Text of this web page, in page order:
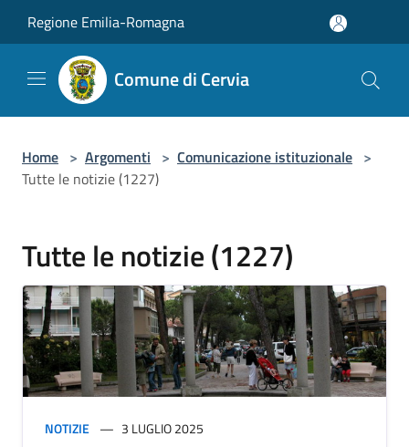
Regione Emilia-Romagna
Comune di Cervia
Home > Argomenti > Comunicazione istituzionale >
Tutte le notizie (1227)
Tutte le notizie (1227)
NOTIZIE 3 LUGLIO 2025